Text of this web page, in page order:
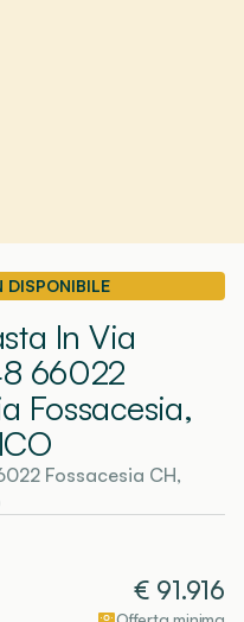
DISPONIBILE
In Via
66022
Fossacesia,
Fossacesia CH,
€ 91.916